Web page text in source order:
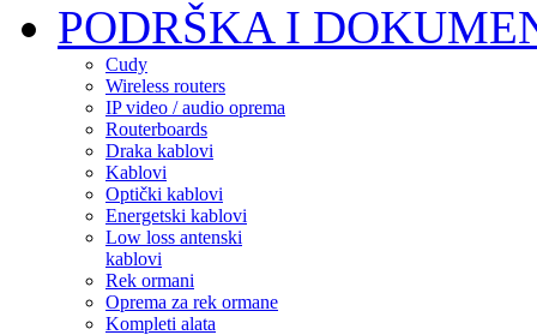
PODRŠKA I
Cudy
Wireless routers
IP video / audio oprema
Routerboards
Draka kablovi
Kablovi
Optički kablovi
Energetski kablovi
Low loss antenski
kablovi
Rek ormani
Oprema za rek ormane
Kompleti alata